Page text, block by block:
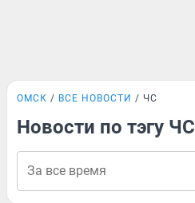
ОМСК ВСЕ НОВОСТИ ЧС
Новости по тэгу ЧС